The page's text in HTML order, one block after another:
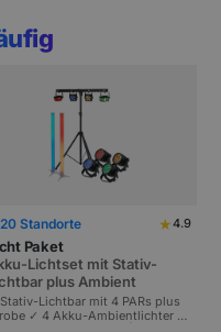
20 Standorte ★4.9
Paket
Lichtset mit Stativ-
plus Ambient
Lichtbar mit 4 PARs plus
✓ 4 Akku-Ambientlichter ✓